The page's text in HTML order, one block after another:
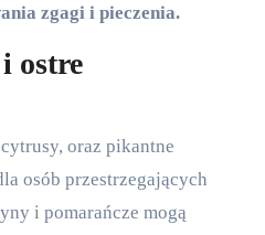
zgagi i pieczenia.
ostre
oraz pikantne
osób przestrzegających
i pomarańcze mogą